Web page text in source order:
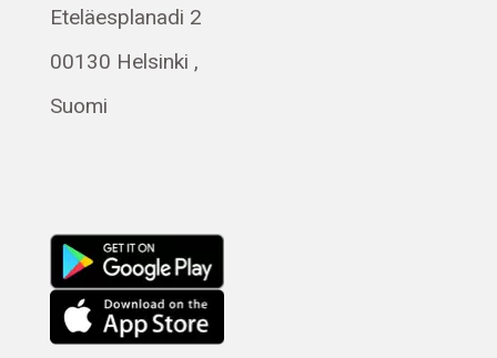
Français
Eteläesplanadi 2
00130 Helsinki ,
Suomi